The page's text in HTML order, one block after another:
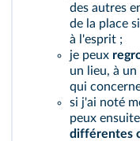
des autres
de la place
à l'esprit ;
je peux
un lieu, à un
qui
si j'ai noté
peux
différentes